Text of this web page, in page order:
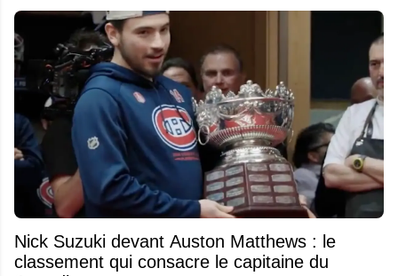
Nick Suzuki devant Auston Matthews : le
classement qui consacre le capitaine du